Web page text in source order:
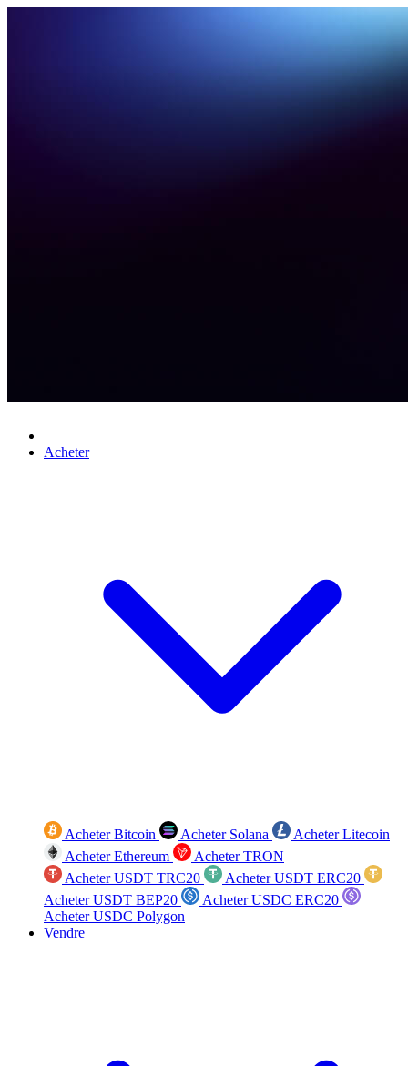
Acheter
Acheter Bitcoin Acheter Solana
Acheter Litecoin
Acheter Ethereum
Acheter TRON
Acheter USDT TRC20
Acheter USDT ERC20
Acheter USDT BEP20
Acheter USDC ERC20
Acheter USDC Polygon
Vendre